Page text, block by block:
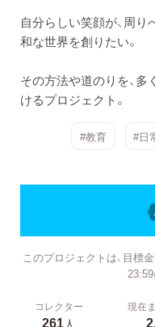
自分らしい笑顔が、周
和な世界を創りたい。
その方法や道のりを、多
けるプロジェクト。
#教育 #日
このプロジェクトは、目標
コレクター
261人
現在